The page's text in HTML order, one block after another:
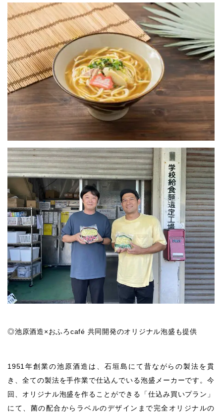
◎池原酒造×おふろcafé 共同開発のオリジナル泡盛も提供
1951年創業の池原酒造は、石垣島にて昔ながらの製法を貫
き、全ての製法を手作業で仕込んでいる泡盛メーカーです。今
回、オリジナル泡盛を作ることができる「仕込み買いプラン」
にて、菌の配合からラベルのデザインまで完全オリジナルの